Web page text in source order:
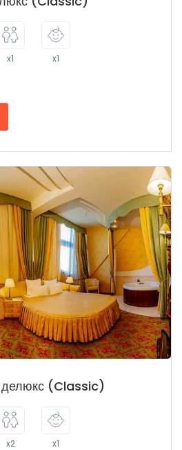
x1 x1
делюкс (Classic)
x2 x1